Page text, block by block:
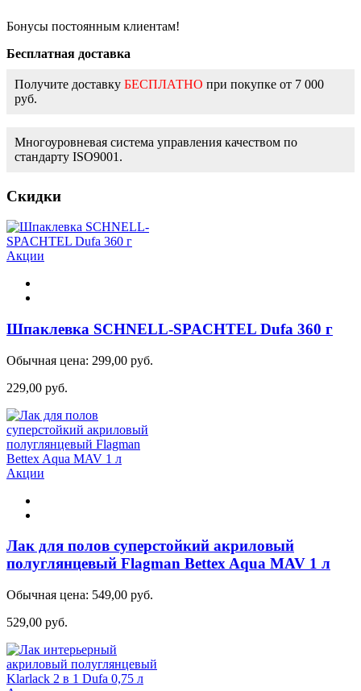
Бонусы постоянным клиентам!
Бесплатная доставка
Получите доставку БЕСПЛАТНО при покупке от 7 000
руб.
Многоуровневая система управления качеством по
стандарту ISO9001.
Скидки
Акции
Шпаклевка SCHNELL-SPACHTEL Dufa 360 г
Обычная цена: 299,00 руб.
229,00 руб.
Акции
Лак для полов суперстойкий акриловый
полуглянцевый Flagman Bettex Aqua MAV 1 л
Обычная цена: 549,00 руб.
529,00 руб.